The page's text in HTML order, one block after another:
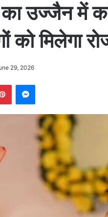
उज्जैन में
को मिलेगा
29, 2026
PinterestMessenger